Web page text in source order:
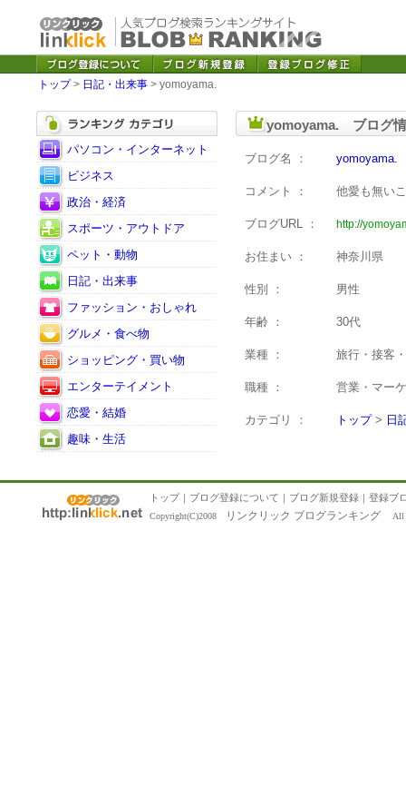
トップ> 日記・出来事 > yomoyama.
パソコン・インターネット
ビジネス
政治・経済
スポーツ・アウトドア
ペット・動物
日記・出来事
ファッション・おしゃれ
グルメ・食べ物
ショッピング・買い物
エンターテイメント
恋愛・結婚
趣味・生活
yomoyama. ブログ
ブログ名 ： yomoyama.
コメント ： 他愛も無い
ブログURL ： http://
お住まい ： 神奈川県
性別 ： 男性
年齢 ： 30代
業種 ： 旅行・接客
職種 ： 営業・マー
カテゴリ ： トップ> 日
トップ｜ ブログ登録について ｜ ブログ新規登録 ｜ 登録ブ
Copyright(C)2008 リンクリック ブログランキング All